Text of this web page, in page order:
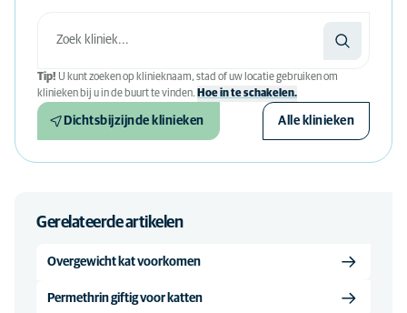
Tip! U kunt zoeken op klinieknaam, stad of uw locatie gebruiken om
klinieken bij u in de buurt te vinden. Hoe in te schakelen.
Dichtsbijzijnde klinieken Alle klinieken
Gerelateerde artikelen
Overgewicht kat voorkomen
Permethrin giftig voor katten